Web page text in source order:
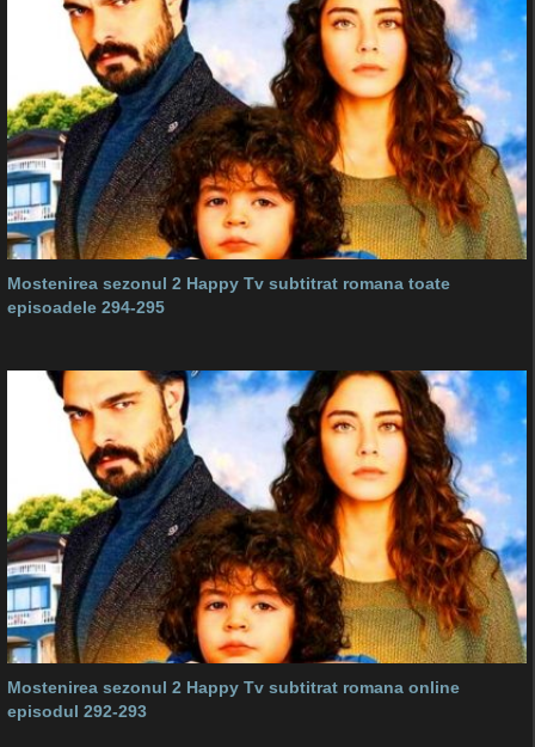
Mostenirea sezonul 2 Happy Tv subtitrat romana toate
episoadele 294-295
Mostenirea sezonul 2 Happy Tv subtitrat romana online
episodul 292-293